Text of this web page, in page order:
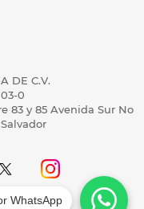
DE C.V.
0
83 y 85 Avenida Sur No
WhatsApp